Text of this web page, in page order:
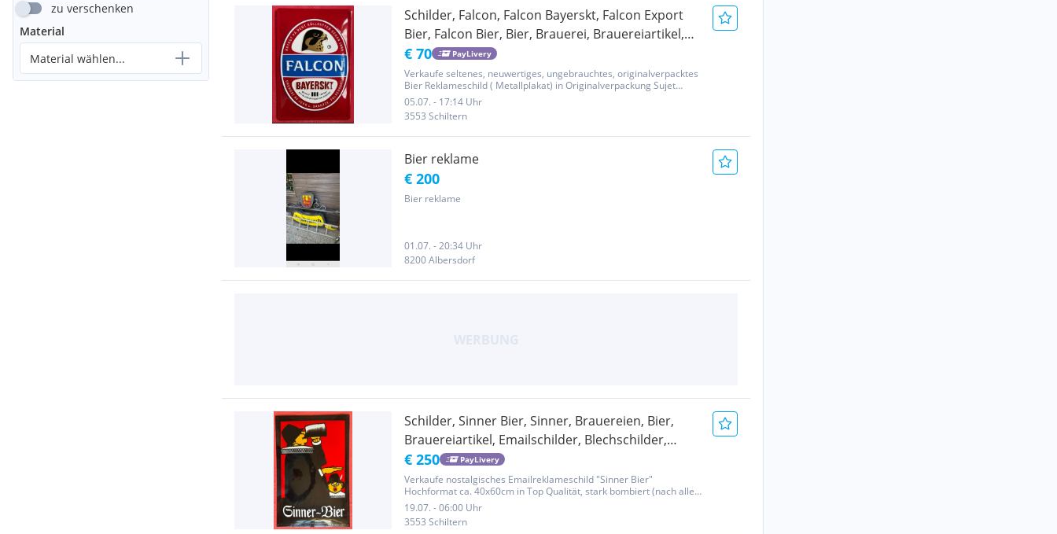
zu verschenken
Material
Material wählen...
Schilder, Falcon, Falcon Bayerskt, Falcon Export
Bier, Falcon Bier, Bier, Brauerei, Brauereiartikel,
Emailschilder, Blechschilder, Metallplakate,
Reklame, Werbeschilder, nostalgische Reklame,
historische Reklame, Dekorationen
€ 70 PayLivery
Verkaufe seltenes, neuwertiges, ungebrauchtes, originalverpacktes
Bier Reklameschild ( Metallplakat) in Originalverpackung Sujet
"Falcon Bayerskt Bier" Hochformat ca. 20x30cm, bombiert (nach
allen Seiten gewölbt), stark geprägt, Ecken abgerundet,...
05.07. - 17:14 Uhr
3553 Schiltern
Bier reklame
€ 200
Bier reklame
01.07. - 20:34 Uhr
8200 Albersdorf
Schilder, Sinner Bier, Sinner, Brauereien, Bier,
Brauereiartikel, Emailschilder, Blechschilder,
Metallplakate, Reklame, nostalgische Reklame,
Bierschilder, Werbeschilder, historische Reklame,
€ 250 PayLivery
Verkaufe nostalgisches Emailreklameschild "Sinner Bier"
Hochformat ca. 40x60cm in Top Qualität, stark bombiert (nach allen
Seiten gewölbt), Trägermaterial Stahlblech, 4 Schraublöcher an den
Ecken. Obwohl ein Repro ist dieser Werbeklassiker schon über...
19.07. - 06:00 Uhr
3553 Schiltern